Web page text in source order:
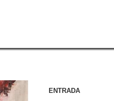
ENTRADA